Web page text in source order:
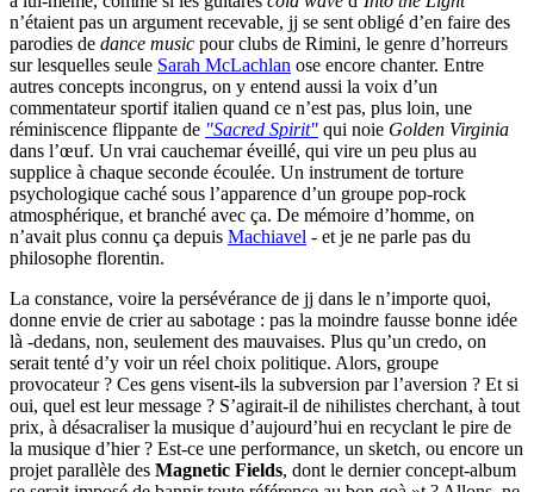
n’étaient pas un argument recevable, jj se sent obligé d’en faire des
parodies de dance music pour clubs de Rimini, le genre d’horreurs
sur lesquelles seule Sarah McLachlan ose encore chanter. Entre
autres concepts incongrus, on y entend aussi la voix d’un
commentateur sportif italien quand ce n’est pas, plus loin, une
réminiscence flippante de "Sacred Spirit" qui noie Golden Virginia
dans l’œuf. Un vrai cauchemar éveillé, qui vire un peu plus au
supplice à chaque seconde écoulée. Un instrument de torture
psychologique caché sous l’apparence d’un groupe pop-rock
atmosphérique, et branché avec ça. De mémoire d’homme, on
n’avait plus connu ça depuis Machiavel - et je ne parle pas du
philosophe florentin.
La constance, voire la persévérance de jj dans le n’importe quoi,
donne envie de crier au sabotage : pas la moindre fausse bonne idée
là -dedans, non, seulement des mauvaises. Plus qu’un credo, on
serait tenté d’y voir un réel choix politique. Alors, groupe
provocateur ? Ces gens visent-ils la subversion par l’aversion ? Et si
oui, quel est leur message ? S’agirait-il de nihilistes cherchant, à tout
prix, à désacraliser la musique d’aujourd’hui en recyclant le pire de
la musique d’hier ? Est-ce une performance, un sketch, ou encore un
projet parallèle des Magnetic Fields, dont le dernier concept-album